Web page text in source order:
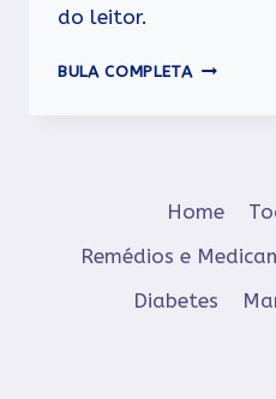
do leitor.
BULA COMPLETA
Home
Remédios e
Diabetes